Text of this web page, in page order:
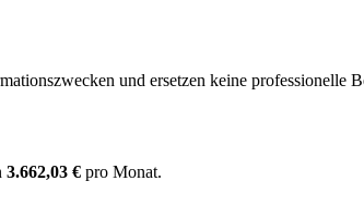
und ersetzen keine professionelle
3.662,03 € pro Monat.